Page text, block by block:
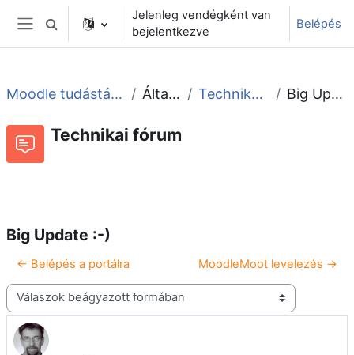
Tovább a fő tartalomhoz
Oldalpanel
Keresési bemeneti adatok váltása
Jelenleg vendégként van
bejelentkezve
Belépés
Moodle tudástár és fórum Általános Technikai fórum Big Update :-)
Technikai fórum
Big Update :-)
← Belépés a portálra MoodleMoot levelezés →
Megjelenítési mód